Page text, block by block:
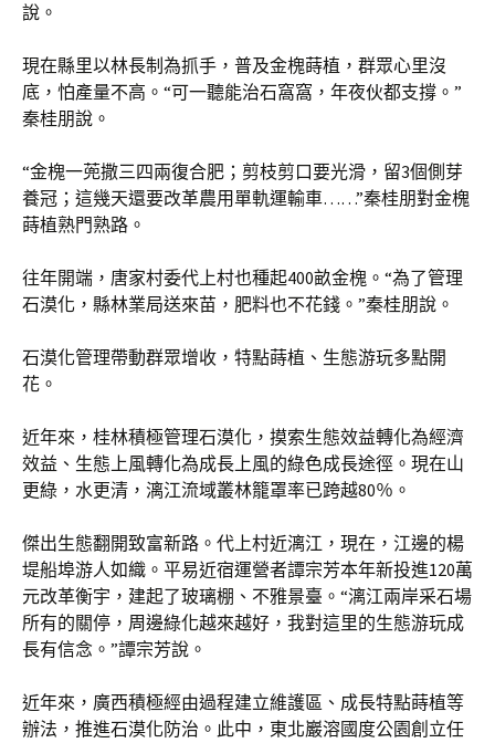
說。
現在縣里以林長制為抓手，普及金槐蒔植，群眾心里沒
底，怕產量不高。“可一聽能治石窩窩，年夜伙都支撐。”
秦桂朋說。
“金槐一蔸撒三四兩復合肥；剪枝剪口要光滑，留3個側芽
養冠；這幾天還要改革農用單軌運輸車……”秦桂朋對金槐
蒔植熟門熟路。
往年開端，唐家村委代上村也種起400畝金槐。“為了管理
石漠化，縣林業局送來苗，肥料也不花錢。”秦桂朋說。
石漠化管理帶動群眾增收，特點蒔植、生態游玩多點開
花。
近年來，桂林積極管理石漠化，摸索生態效益轉化為經濟
效益、生態上風轉化為成長上風的綠色成長途徑。現在山
更綠，水更清，漓江流域叢林籠罩率已跨越80％。
傑出生態翻開致富新路。代上村近漓江，現在，江邊的楊
堤船埠游人如織。平易近宿運營者譚宗芳本年新投進120萬
元改革衡宇，建起了玻璃棚、不雅景臺。“漓江兩岸采石場
所有的關停，周邊綠化越來越好，我對這里的生態游玩成
長有信念。”譚宗芳說。
近年來，廣西積極經由過程建立維護區、成長特點蒔植等
辦法，推進石漠化防治。此中，東北巖溶國度公園創立任